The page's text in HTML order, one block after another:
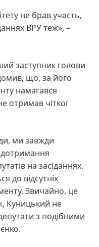
не брав участь,
ВРУ теж», –
заступник голови
що, за його
намагався
отримав чіткої
ми завжди
дотримання
на засіданнях.
до відсутніх
Звичайно, це
Куницький не
з подібними